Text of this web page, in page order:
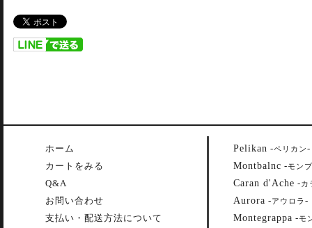
ホーム
カートをみる
Q&A
お問い合わせ
支払い・配送方法について
Pelikan -ペリカン-
Montbalnc -モン
Caran d'Ache -カ
Aurora -アウロラ -
Montegrappa -モ